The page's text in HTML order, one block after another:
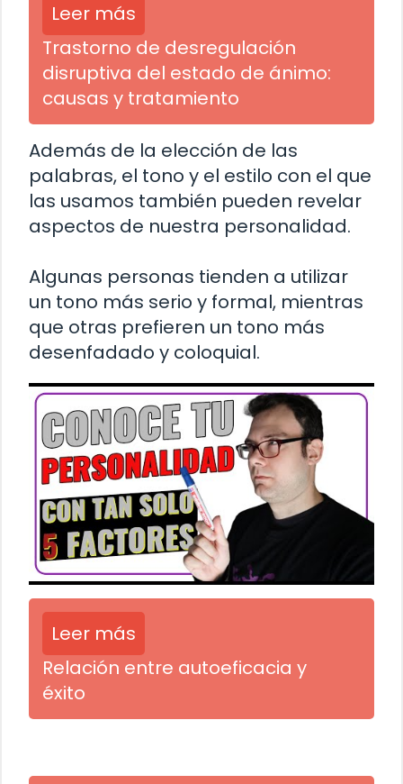
Leer más
Trastorno de desregulación
disruptiva del estado de ánimo:
causas y tratamiento
Además de la elección de las
palabras, el tono y el estilo con el que
las usamos también pueden revelar
aspectos de nuestra personalidad.
Algunas personas tienden a utilizar
un tono más serio y formal, mientras
que otras prefieren un tono más
desenfadado y coloquial.
Leer más
Relación entre autoeficacia y
éxito